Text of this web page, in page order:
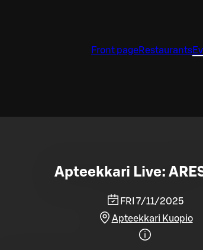
Front pageRestaurants
Apteekkari Live: ARES
FRI 7/11/2025
Apteekkari Kuopio